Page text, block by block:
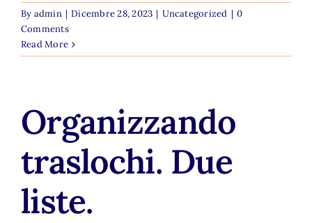
By admin | Dicembre 28, 2023 | Uncategorized | 0
Comments
Read More
Organizzando
traslochi. Due
liste.